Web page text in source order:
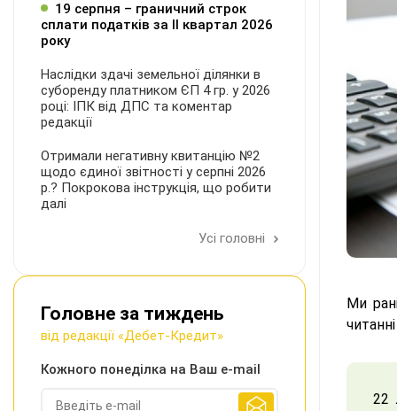
Ми
22
19 серпня – граничний строк
сплати податків за ІI квартал 2026
року
Наслідки здачі земельної ділянки в
суборенду платником ЄП 4 гр. у 2026
році: ІПК від ДПС та коментар
редакції
Отримали негативну квитанцію №2
щодо єдиної звітності у серпні 2026
р.? Покрокова інструкція, що робити
далі
Усі головні
Головне за тиждень
від редакції «Дебет-Кредит»
Кожного понеділка на Ваш e-mail